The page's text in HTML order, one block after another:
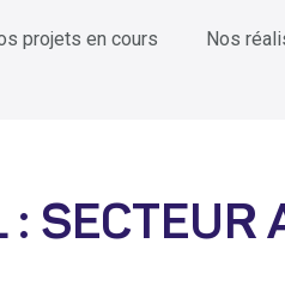
projets en cours Nos
SECTEUR